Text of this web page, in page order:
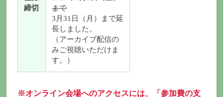
締切
まで
3月31日（月）まで延
長しました。
（アーカイブ配信の
みご視聴いただけま
す。）
※オンライン会場へのアクセスには、「参加費の支